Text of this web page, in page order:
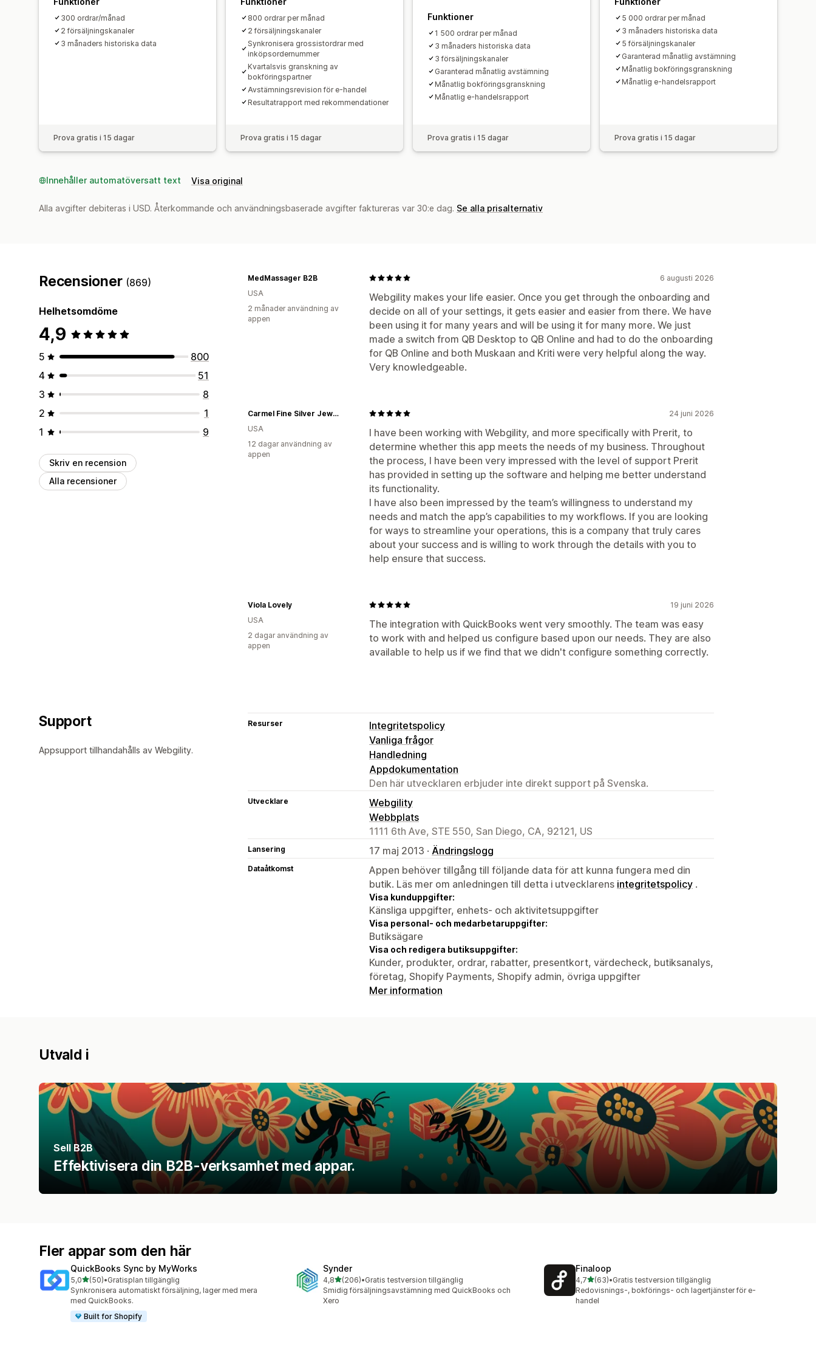
300 ordrar/månad
2 försäljningskanaler
3 månaders historiska data
Prova gratis i 15 dagar
800 ordrar per månad
2 försäljningskanaler
Synkronisera grossistordrar med
inköpsordernummer
Kvartalsvis granskning av
bokföringspartner
Avstämningsrevision för e-handel
Resultatrapport med rekommendationer
Prova gratis i 15 dagar
Funktioner
1 500 ordrar per månad
3 månaders historiska data
3 försäljningskanaler
Garanterad månatlig avstämning
Månatlig bokföringsgranskning
Månatlig e-handelsrapport
Prova gratis i 15 dagar
5 000 ordrar per månad
3 månaders historiska data
5 försäljningskanaler
Garanterad månatlig avstämning
Månatlig bokföringsgranskning
Månatlig e-handelsrapport
Prova gratis i 15 dagar
Innehåller automatöversatt text Visa original
Alla avgifter debiteras i USD. Återkommande och användningsbaserade avgifter faktureras var 30:e dag. Se alla prisalternativ
Recensioner (869)
Helhetsomdöme
4,9
5
800
4
51
3
8
2
1
1
9
Skriv en recension
Alla recensioner
6 augusti 2026
Webgility makes your life easier. Once you get through the onboarding and
decide on all of your settings, it gets easier and easier from there. We have
been using it for many years and will be using it for many more. We just
made a switch from QB Desktop to QB Online and had to do the onboarding
for QB Online and both Muskaan and Kriti were very helpful along the way.
Very knowledgeable.
MedMassager B2B
USA
2 månader användning av
appen
24 juni 2026
I have been working with Webgility, and more specifically with Prerit, to
determine whether this app meets the needs of my business. Throughout
the process, I have been very impressed with the level of support Prerit
has provided in setting up the software and helping me better understand
its functionality.
I have also been impressed by the team’s willingness to understand my
needs and match the app’s capabilities to my workflows. If you are looking
for ways to streamline your operations, this is a company that truly cares
about your success and is willing to work through the details with you to
help ensure that success.
Carmel Fine Silver Jewelry
USA
12 dagar användning av
appen
19 juni 2026
The integration with QuickBooks went very smoothly. The team was easy
to work with and helped us configure based upon our needs. They are also
available to help us if we find that we didn't configure something correctly.
Viola Lovely
USA
2 dagar användning av
appen
Support
Appsupport tillhandahålls av Webgility.
Resurser
Integritetspolicy
Vanliga frågor
Handledning
Appdokumentation
Den här utvecklaren erbjuder inte direkt support på Svenska.
Utvecklare
Webgility
Webbplats
1111 6th Ave, STE 550, San Diego, CA, 92121, US
Lansering 17 maj 2013 · Ändringslogg
Dataåtkomst
Appen behöver tillgång till följande data för att kunna fungera med din
butik. Läs mer om anledningen till detta i utvecklarens integritetspolicy .
Visa kunduppgifter:
Känsliga uppgifter, enhets- och aktivitetsuppgifter
Visa personal- och medarbetaruppgifter:
Butiksägare
Visa och redigera butiksuppgifter:
Kunder, produkter, ordrar, rabatter, presentkort, värdecheck, butiksanalys,
företag, Shopify Payments, Shopify admin, övriga uppgifter
Mer information
Utvald i
Sell B2B
Effektivisera din B2B-verksamhet med appar.
Fler appar som den här
QuickBooks Sync by MyWorks
5,0av 5 stjärnor
(50)
50 recensioner totalt
•Gratisplan tillgänglig
Synkronisera automatiskt försäljning, lager med mera
med QuickBooks.
Built for Shopify
Synder
4,8av 5 stjärnor
(206)
206 recensioner totalt
•Gratis testversion tillgänglig
Smidig försäljningsavstämning med QuickBooks och
Xero
Finaloop
4,7av 5 stjärnor
(63)
63 recensioner totalt
•Gratis testversion tillgänglig
Redovisnings-, bokförings- och lagertjänster för e-
handel